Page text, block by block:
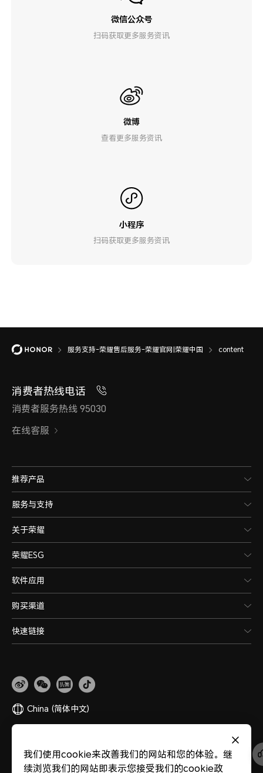
微信公众号
扫码获取更多服务资讯
微博
查看更多服务资讯
小程序
扫码获取更多服务资讯
服务支持-荣耀售后服务-荣耀官网|荣耀中国 content
消费者热线电话
消费者服务热线 95030
在线客服
推荐产品
服务与支持
关于荣耀
荣耀ESG
软件应用
购买渠道
快速链接
China (简体中文)
版权所有 © 荣耀终端股份有限公司 2020-2026 保留一切权利。
44030002002883
粤ICP备20047157号
我们使用cookie来改善我们的网站和您的体验。继
续浏览我们的网站即表示您接受我们的cookie政